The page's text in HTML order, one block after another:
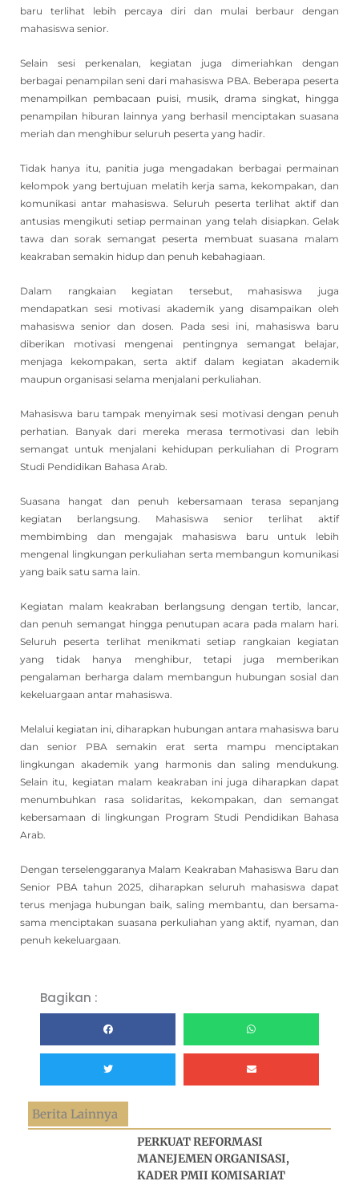
baru terlihat lebih percaya diri dan mulai berbaur dengan
mahasiswa senior.
Selain sesi perkenalan, kegiatan juga dimeriahkan dengan
berbagai penampilan seni dari mahasiswa PBA. Beberapa peserta
menampilkan pembacaan puisi, musik, drama singkat, hingga
penampilan hiburan lainnya yang berhasil menciptakan suasana
meriah dan menghibur seluruh peserta yang hadir.
Tidak hanya itu, panitia juga mengadakan berbagai permainan
kelompok yang bertujuan melatih kerja sama, kekompakan, dan
komunikasi antar mahasiswa. Seluruh peserta terlihat aktif dan
antusias mengikuti setiap permainan yang telah disiapkan. Gelak
tawa dan sorak semangat peserta membuat suasana malam
keakraban semakin hidup dan penuh kebahagiaan.
Dalam rangkaian kegiatan tersebut, mahasiswa juga
mendapatkan sesi motivasi akademik yang disampaikan oleh
mahasiswa senior dan dosen. Pada sesi ini, mahasiswa baru
diberikan motivasi mengenai pentingnya semangat belajar,
menjaga kekompakan, serta aktif dalam kegiatan akademik
maupun organisasi selama menjalani perkuliahan.
Mahasiswa baru tampak menyimak sesi motivasi dengan penuh
perhatian. Banyak dari mereka merasa termotivasi dan lebih
semangat untuk menjalani kehidupan perkuliahan di Program
Studi Pendidikan Bahasa Arab.
Suasana hangat dan penuh kebersamaan terasa sepanjang
kegiatan berlangsung. Mahasiswa senior terlihat aktif
membimbing dan mengajak mahasiswa baru untuk lebih
mengenal lingkungan perkuliahan serta membangun komunikasi
yang baik satu sama lain.
Kegiatan malam keakraban berlangsung dengan tertib, lancar,
dan penuh semangat hingga penutupan acara pada malam hari.
Seluruh peserta terlihat menikmati setiap rangkaian kegiatan
yang tidak hanya menghibur, tetapi juga memberikan
pengalaman berharga dalam membangun hubungan sosial dan
kekeluargaan antar mahasiswa.
Melalui kegiatan ini, diharapkan hubungan antara mahasiswa baru
dan senior PBA semakin erat serta mampu menciptakan
lingkungan akademik yang harmonis dan saling mendukung.
Selain itu, kegiatan malam keakraban ini juga diharapkan dapat
menumbuhkan rasa solidaritas, kekompakan, dan semangat
kebersamaan di lingkungan Program Studi Pendidikan Bahasa
Arab.
Dengan terselenggaranya Malam Keakraban Mahasiswa Baru dan
Senior PBA tahun 2025, diharapkan seluruh mahasiswa dapat
terus menjaga hubungan baik, saling membantu, dan bersama-
sama menciptakan suasana perkuliahan yang aktif, nyaman, dan
penuh kekeluargaan.
Bagikan :
Berita Lainnya
PERKUAT REFORMASI
MANEJEMEN ORGANISASI,
KADER PMII KOMISARIAT